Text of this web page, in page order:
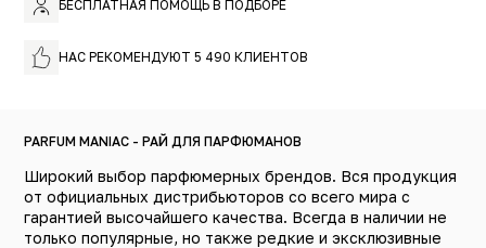
БЕСПЛАТНАЯ ПОМОЩЬ В ПОДБОРЕ
НАС РЕКОМЕНДУЮТ 5 490 КЛИЕНТОВ
PARFUM MANIAC - РАЙ ДЛЯ ПАРФЮМАНОВ
Широкий выбор парфюмерных брендов. Вся продукция
от официальных дистрибьюторов со всего мира с
гарантией высочайшего качества. Всегда в наличии не
только популярные, но также редкие и эксклюзивные